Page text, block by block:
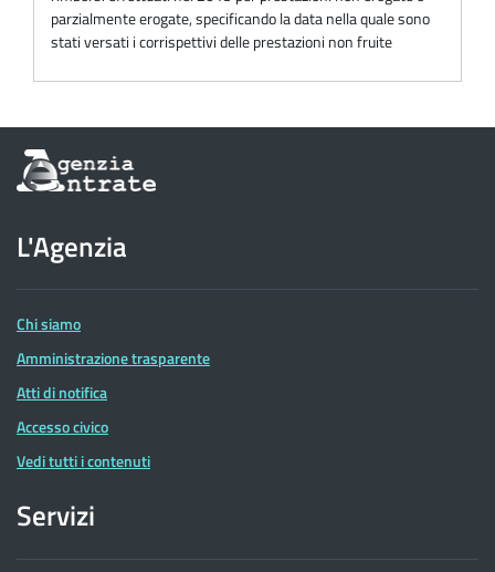
parzialmente erogate, specificando la data nella quale sono
stati versati i corrispettivi delle prestazioni non fruite
Informazioni
sul
dell'Agenzia
delle
Entrate
L'Agenzia
Chi siamo
Amministrazione trasparente
Atti di notifica
Accesso civico
Vedi tutti i contenuti
Servizi